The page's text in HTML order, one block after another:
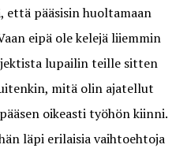
että pääsisin huoltamaan
eipä ole kelejä liiemmin
lupailin teille sitten
mitä olin ajatellut
oikeasti työhön kiinni.
läpi erilaisia vaihtoehtoja